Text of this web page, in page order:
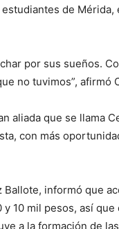
de Mérida,
por sus sueños.
no tuvimos”, afirmó
aliada que se llama
con más
informó que
10 mil pesos, así
a la formación de